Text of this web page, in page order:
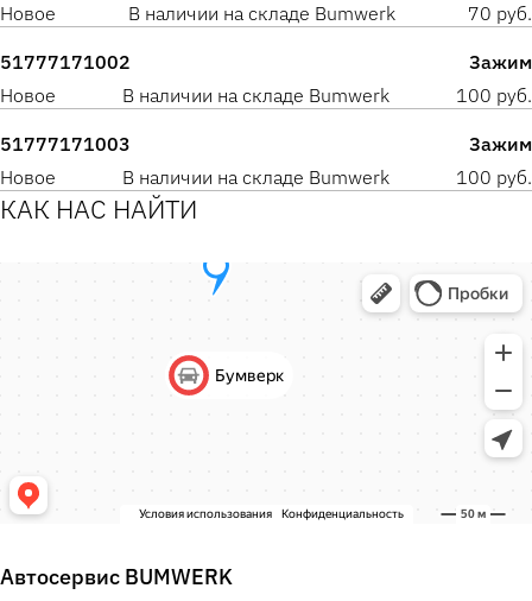
Новое
В наличии на складе Bumwerk 70 руб.
51777171002
Зажим
Новое
В наличии на складе Bumwerk 100 руб.
51777171003
Зажим
Новое
В наличии на складе Bumwerk 100 руб.
КАК НАС НАЙТИ
Автосервис BUMWERK